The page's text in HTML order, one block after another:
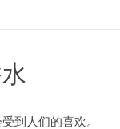
到人们的喜欢。